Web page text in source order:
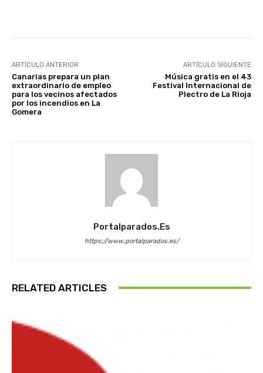
ARTÍCULO ANTERIOR
Canarias prepara un plan
extraordinario de empleo
para los vecinos afectados
por los incendios en La
Gomera
ARTÍCULO SIGUIENTE
Música gratis en el 43
Festival Internacional de
Plectro de La Rioja
Portalparados.es
https://www.portalparados.es/
RELATED ARTICLES